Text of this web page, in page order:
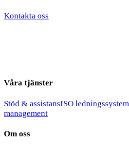
*
Kontakta oss
Våra tjänster
Stöd & assistansISO ledningssystem
management
Om oss